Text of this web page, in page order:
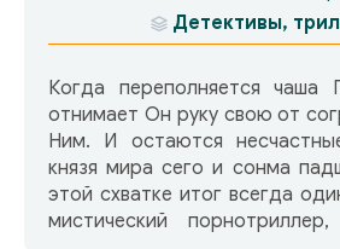
Детективы,
Когда переполняется чаша
отнимает Он руку свою от
Ним. И остаются
князя мира сего и сонма
этой схватке итог всегда
мистический порнотриллер,